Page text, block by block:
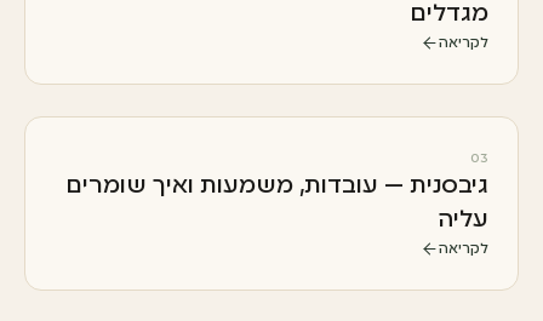
מגדלים
לקריאה
03
גיבסנית — עובדות, משמעות ואיך שומרים
עליה
לקריאה